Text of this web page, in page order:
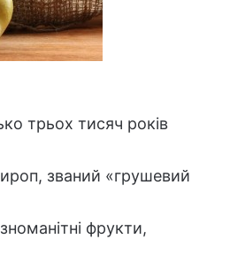
трьох тисяч років
званий «грушевий
фрукти,